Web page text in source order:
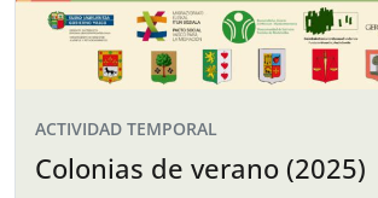
ACTIVIDAD TEMPORAL
Colonias de verano (2025)